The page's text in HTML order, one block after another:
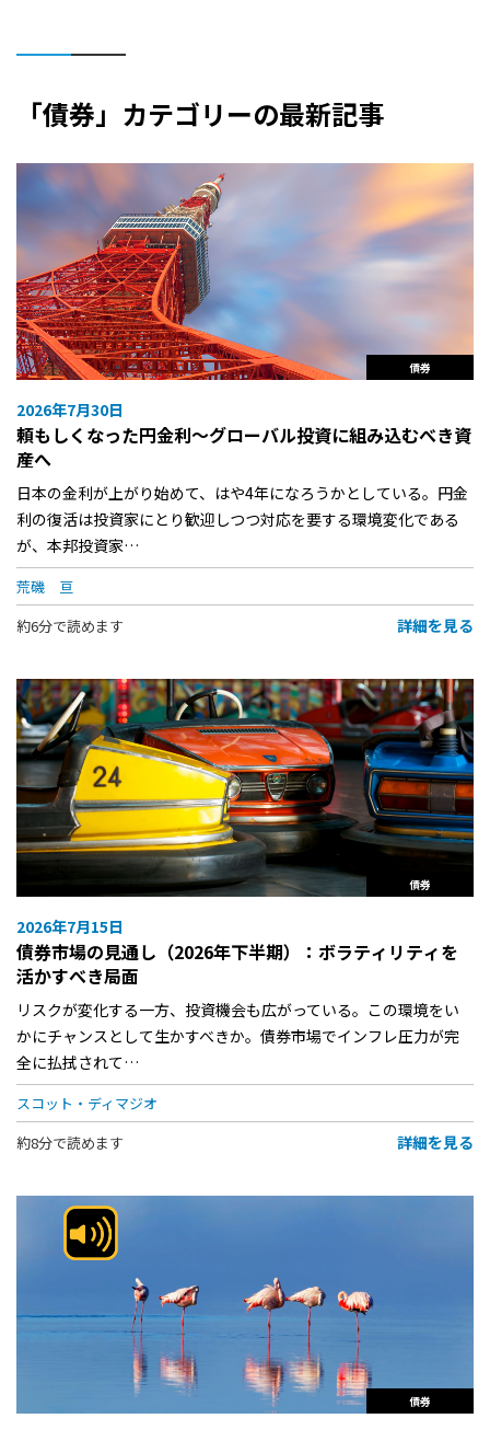
「債券」カテゴリーの最新記事
債券
2026年7月30日
頼もしくなった円金利〜グローバル投資に組み込むべき資
産へ
日本の金利が上がり始めて、はや4年になろうかとしている。円金
利の復活は投資家にとり歓迎しつつ対応を要する環境変化である
が、本邦投資家…
荒磯 亘
約6分で読めます
詳細を見る
債券
2026年7月15日
債券市場の見通し（2026年下半期）：ボラティリティを
活かすべき局面
リスクが変化する一方、投資機会も広がっている。この環境をい
かにチャンスとして生かすべきか。債券市場でインフレ圧力が完
全に払拭されて…
スコット・ディマジオ
約8分で読めます
詳細を見る
債券